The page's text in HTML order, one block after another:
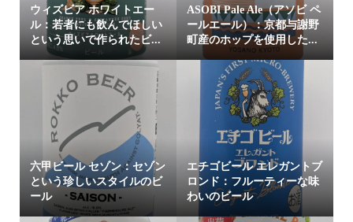
ウィズビア ホワイトエー
ル：若者にも飲んでほしい
という思いで作られたビ...
ASOBI Pale Ale（アソビ ペ
ールエール）：京都与謝野
町産のホップを使用した...
六甲ビール セゾン：セゾン
という珍しいスタイルのビ
ール
エチゴビール エレガントブ
ロンド：フルーティーな味
わいのビール